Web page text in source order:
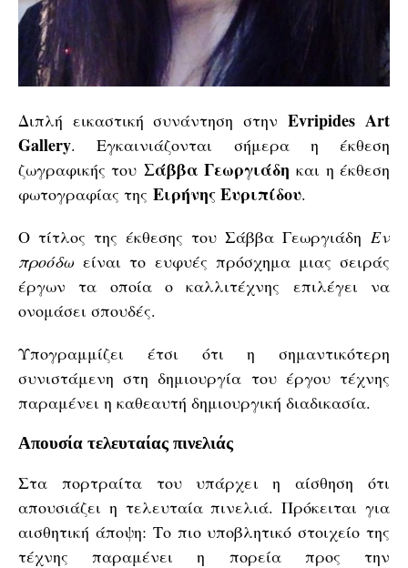
Διπλή εικαστική συνάντηση στηνEvripides Art
Gallery. Εγκαινιάζονται σήμερα η έκθεση
ζωγραφικής του Σάββα Γεωργιάδη και η έκθεση
φωτογραφίας της Ειρήνης Ευριπίδου.
Ο τίτλος της έκθεσης του Σάββα Γεωργιάδη Εν
προόδω είναι το ευφυές πρόσχημα μιας σειράς
έργων τα οποία ο καλλιτέχνης επιλέγει να
ονομάσει σπουδές.
Υπογραμμίζει έτσι ότι η σημαντικότερη
συνιστάμενη στη δημιουργία του έργου τέχνης
παραμένει η καθεαυτή δημιουργική διαδικασία.
Απουσία τελευταίας πινελιάς
Στα πορτραίτα του υπάρχει η αίσθηση ότι
απουσιάζει η τελευταία πινελιά. Πρόκειται για
αισθητική άποψη: Το πιο υποβλητικό στοιχείο της
τέχνης παραμένει η πορεία προς την